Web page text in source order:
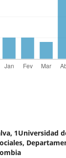
1Universidad